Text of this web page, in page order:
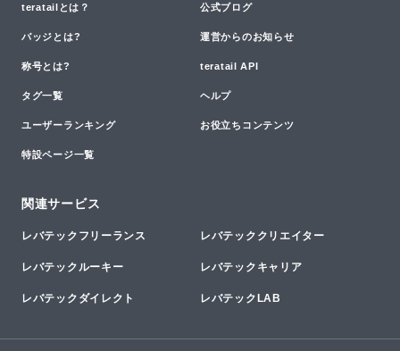
teratailとは？ 公式ブログ
バッジとは? 運営からのお知らせ
称号とは? teratail API
タグ一覧 ヘルプ
ユーザーランキング お役立ちコンテンツ
特設ページ一覧
関連サービス
レバテックフリーランス レバテッククリエイター
レバテックルーキー レバテックキャリア
レバテックダイレクト レバテックLAB